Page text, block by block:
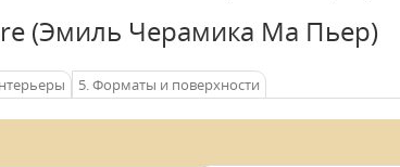
(Эмиль Черамика Ма Пьер)
5. Форматы и поверхности